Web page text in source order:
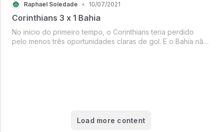
Raphael Soledade • 10/07/2021
Corinthians 3 x 1 Bahia
No início do primeiro tempo, o Corinthians teria perdido
pelo menos três oportunidades claras de gol. E o Bahia não
Load more content